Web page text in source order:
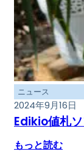
ニュース
2024年9月16日
Edikio値札
もっと読む